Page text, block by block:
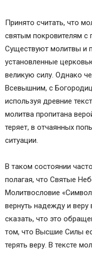
Принято считать, что
святым покровителям с
Существуют молитвы и
установленные
великую силу. Однако
Всевышним, с
используя древние
молитва пропитана
теряет, в отчаянных
ситуации.
В таком состоянии
полагая, что Святые
Молитвословие
вернуть надежду и
сказать, что это
том, что Высшие Силы
терять веру. В тексте